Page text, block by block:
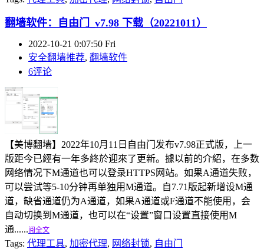
翻墙软件：自由门_v7.98 下载（20221011）
2022-10-21 0:07:50 Fri
安全翻墙推荐, 翻墙软件
6评论
【美博翻墙】2022年10月11日自由门发布v7.98正式版，上一
版距今已經有一年多終於迎來了更新。據以前的介紹，在多数
网络情况下M通道也可以登录HTTPS网站。如果A通道失败，
可以尝试等5-10分钟再单独用M通道。自7.71版起新增设M通
道，缺省通道仍为A通道，如果A通道或F通道不能使用，会
自动切换到M通道，也可以在“设置”窗口设置直接使用M
通......阅全文
Tags: 代理工具, 加密代理, 网络封锁, 自由门